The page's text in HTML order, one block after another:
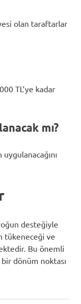
olan taraftarlar
TL’ye kadar
mı?
desteğiyle
tükeneceği ve
Bu önemli
bir dönüm noktası